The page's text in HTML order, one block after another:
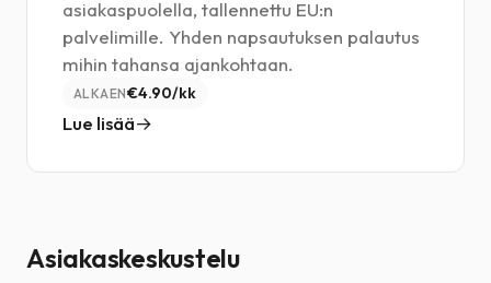
asiakaspuolella, tallennettu EU:n
palvelimille. Yhden napsautuksen palautus
mihin tahansa ajankohtaan.
ALKAEN€4.90/kk
Lue lisää
Asiakaskeskustelu